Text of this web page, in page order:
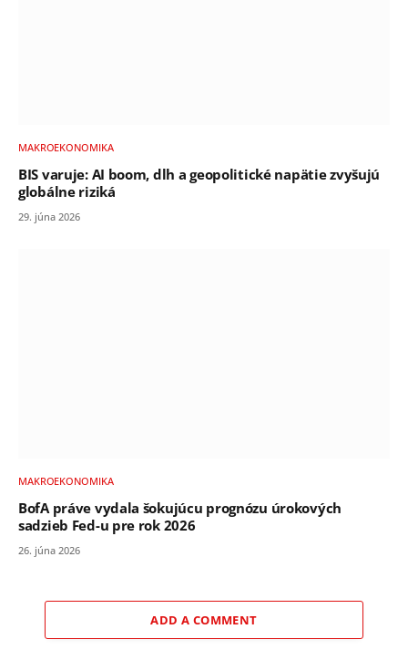
MAKROEKONOMIKA
BIS varuje: AI boom, dlh a geopolitické napätie zvyšujú
globálne riziká
29. júna 2026
MAKROEKONOMIKA
BofA práve vydala šokujúcu prognózu úrokových
sadzieb Fed-u pre rok 2026
26. júna 2026
ADD A COMMENT